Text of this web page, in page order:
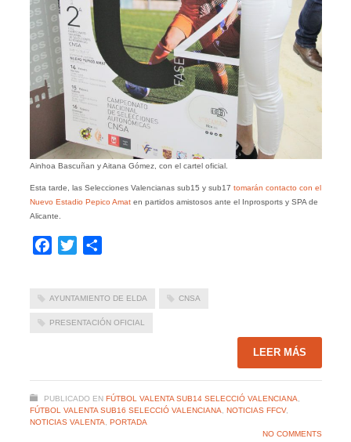
Ainhoa Bascuñan y Aitana Gómez, con el cartel oficial.
Esta tarde, las Selecciones Valencianas sub15 y sub17 tomarán contacto con el
Nuevo Estadio Pepico Amat en partidos amistosos ante el Inprosports y SPA de
Alicante.
Facebook
Twitter
AYUNTAMIENTO DE ELDA CNSA
PRESENTACIÓN OFICIAL
LEER MÁS
PUBLICADO EN FÚTBOL VALENTA SUB14 SELECCIÓ VALENCIANA,
FÚTBOL VALENTA SUB16 SELECCIÓ VALENCIANA, NOTICIAS FFCV,
NOTICIAS VALENTA, PORTADA
NO COMMENTS